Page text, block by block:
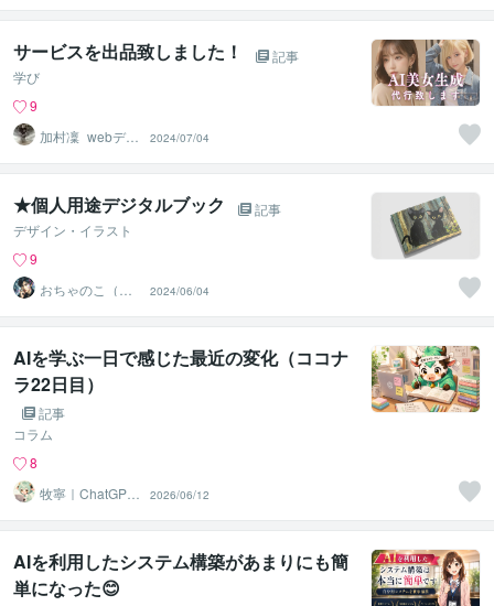
サービスを出品致しました！
記事
学び
9
加村凜_webデザ
イナー
2024/07/04
★個人用途デジタルブック
記事
デザイン・イラスト
9
おちゃのこ（御
茶乃子祭々）
2024/06/04
AIを学ぶ一日で感じた最近の変化（ココナ
ラ22日目）
記事
コラム
8
牧寧｜ChatGPT
初心者サポート
2026/06/12
AIを利用したシステム構築があまりにも簡
単になった😊